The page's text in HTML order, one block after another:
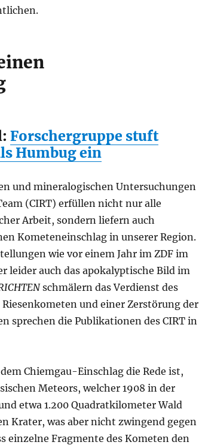
Forschergruppe stuft
Humbug ein
und mineralogischen Untersuchungen
(CIRT) erfüllen nicht nur alle
Arbeit, sondern liefern auch
Kometeneinschlag in unserer Region.
wie vor einem Jahr im ZDF im
leider auch das apokalyptische Bild im
schmälern das Verdienst des
und einer Zerstörung der
sprechen die Publikationen des CIRT in
Chiemgau-Einschlag die Rede ist,
Meteors, welcher 1908 in der
etwa 1.200 Quadratkilometer Wald
Krater, was aber nicht zwingend gegen
einzelne Fragmente des Kometen den